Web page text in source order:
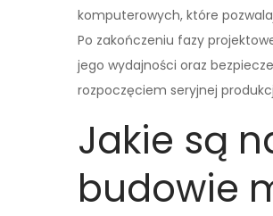
komputerowych, które
Po zakończeniu fazy
jego wydajności oraz
rozpoczęciem seryjnej
Jakie są
budowie